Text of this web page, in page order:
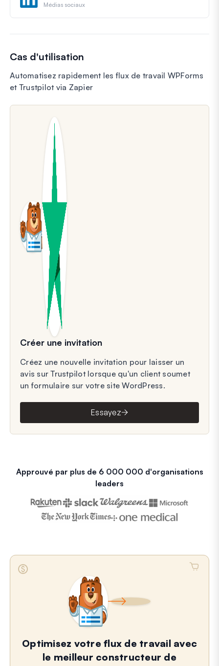
Médias sociaux
Cas d'utilisation
Automatisez rapidement les flux de travail WPForms
et Trustpilot via Zapier
Créer une invitation
Créez une nouvelle invitation pour laisser un
avis sur Trustpilot lorsque qu'un client soumet
un formulaire sur votre site WordPress.
Essayez
Approuvé par plus de 6 000 000 d'organisations
leaders
Optimisez votre flux de travail avec
le meilleur constructeur de